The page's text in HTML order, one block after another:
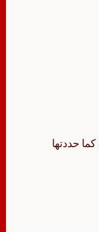
كما حددتها